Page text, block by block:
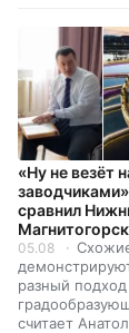
«Ну не везёт
сравнил
Магнитогорск
05.08
разный
считает